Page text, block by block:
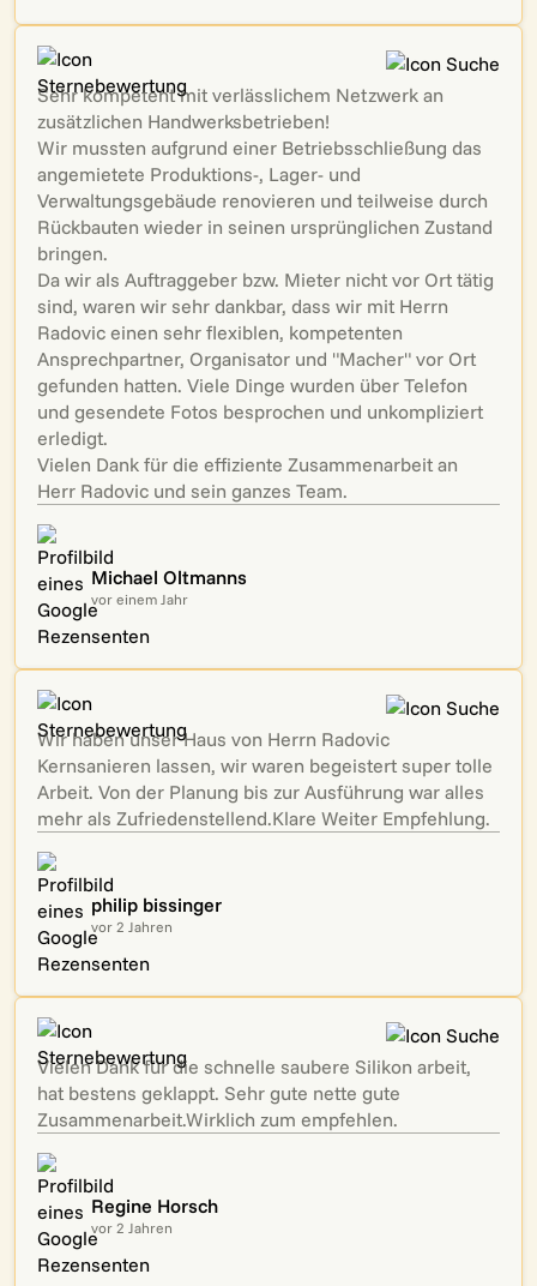
Sehr kompetent mit verlässlichem Netzwerk an
zusätzlichen Handwerksbetrieben!
Wir mussten aufgrund einer Betriebsschließung das
angemietete Produktions-, Lager- und
Verwaltungsgebäude renovieren und teilweise durch
Rückbauten wieder in seinen ursprünglichen Zustand
bringen.
Da wir als Auftraggeber bzw. Mieter nicht vor Ort tätig
sind, waren wir sehr dankbar, dass wir mit Herrn
Radovic einen sehr flexiblen, kompetenten
Ansprechpartner, Organisator und "Macher" vor Ort
gefunden hatten. Viele Dinge wurden über Telefon
und gesendete Fotos besprochen und unkompliziert
erledigt.
Vielen Dank für die effiziente Zusammenarbeit an
Herr Radovic und sein ganzes Team.
Michael Oltmanns
vor einem Jahr
Wir haben unser Haus von Herrn Radovic
Kernsanieren lassen, wir waren begeistert super tolle
Arbeit. Von der Planung bis zur Ausführung war alles
mehr als Zufriedenstellend.Klare Weiter Empfehlung.
philip bissinger
vor 2 Jahren
Vielen Dank für die schnelle saubere Silikon arbeit,
hat bestens geklappt. Sehr gute nette gute
Zusammenarbeit.Wirklich zum empfehlen.
Regine Horsch
vor 2 Jahren